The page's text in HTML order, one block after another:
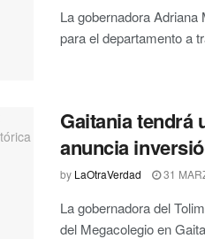
La gobernadora
para el departamento a
Gaitania tendrá
anuncia
by LaOtraVerdad 31
La gobernadora del
del Megacolegio en